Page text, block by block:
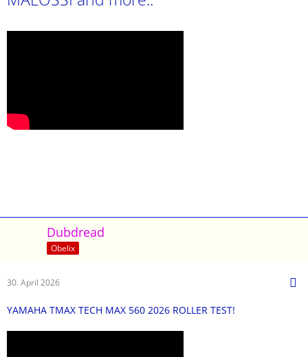
Dubdread
Obelix
30. April 2026
YAMAHA TMAX TECH MAX 560 2026 ROLLER TEST!